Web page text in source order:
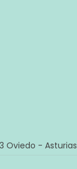
Oviedo - Asturias